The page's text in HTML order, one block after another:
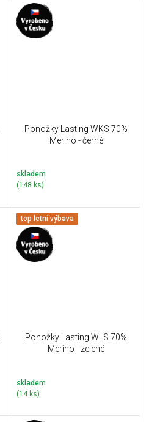
Ponožky Lasting WKS 70%
Merino - černé
skladem
(148 ks)
top letní výbava
Ponožky Lasting WLS 70%
Merino - zelené
skladem
(14 ks)